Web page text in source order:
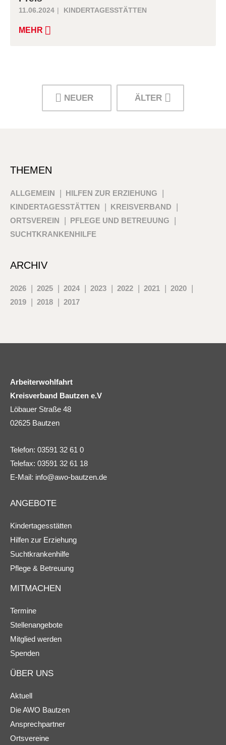
11.06.2024 KINDERTAGESSTÄTTEN
MEHR
NEUER ÄLTER
THEMEN
ALLGEMEIN
HILFEN ZUR ERZIEHUNG
KINDERTAGESSTÄTTEN
KREISVERBAND
ORTSVEREIN
PFLEGE UND BETREUUNG
SUCHTKRANKENHILFE
ARCHIV
2026 2025 2024 2023 2022 2021
2020
2019
2018 2017
Arbeiterwohlfahrt
Kreisverband Bautzen e.V
Löbauer Straße 48
02625 Bautzen
Telefon: 03591 32 61 0
Telefax: 03591 32 61 18
E-Mail: info@awo-bautzen.de
ANGEBOTE
Kindertagesstätten
Hilfen zur Erziehung
Suchtkrankenhilfe
Pflege & Betreuung
MITMACHEN
Termine
Stellenangebote
Mitglied werden
Spenden
ÜBER UNS
Aktuell
Die AWO Bautzen
Ansprechpartner
Ortsvereine